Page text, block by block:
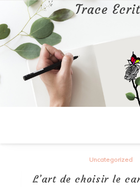
contenu
Trace
Uncategorized
L’art de choisir le